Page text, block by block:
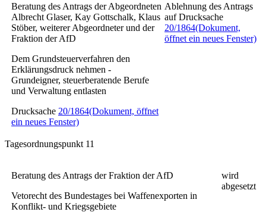
Beratung des Antrags der Abgeordneten
Albrecht Glaser, Kay Gottschalk, Klaus
Stöber, weiterer Abgeordneter und der
Fraktion der AfD
Dem Grundsteuerverfahren den
Erklärungsdruck nehmen -
Grundeigner, steuerberatende Berufe
und Verwaltung entlasten
Drucksache 20/1864(Dokument, öffnet
ein neues Fenster)
Ablehnung des Antrags
auf Drucksache
20/1864(Dokument,
öffnet ein neues Fenster)
Tagesordnungspunkt 11
Beratung des Antrags der Fraktion der AfD
Vetorecht des Bundestages bei Waffenexporten in
Konflikt- und Kriegsgebiete
wird
abgesetzt